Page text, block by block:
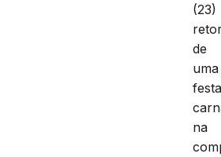
(23)
de
uma
na